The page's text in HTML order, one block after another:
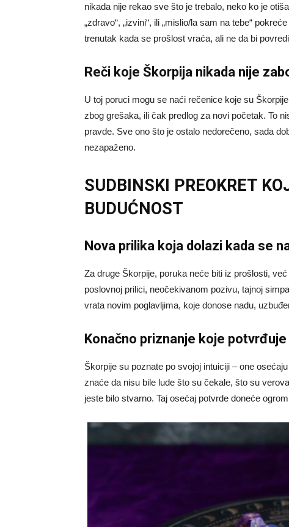
nikada nije rekao sve što je trebalo, neko ko je
„zdravo“, „izvini“, ili „mislio/la sam na tebe“
trenutak kada se prošlost vraća, ali ne da bi
Reči koje Škorpija nikada nije
U toj poruci mogu se naći rečenice koje su
zbog grešaka, ili čak predlog za novi početak. To
pravde. Sve ono što je ostalo nedorečeno, sada
nezapaženo.
SUDBINSKI PREOKRET
BUDUĆNOST
Nova prilika koja dolazi kada se
Za druge Škorpije, poruka neće biti iz prošlosti,
poslovnoj prilici, neočekivanom pozivu, tajnoj
vrata novim poglavljima, koje donose nadu,
Konačno priznanje koje
Škorpije su poznate po svojoj intuiciji – one
znaće da nisu bile lude što su čekale, što su
jeste bilo stvarno. Taj osećaj potvrde doneće